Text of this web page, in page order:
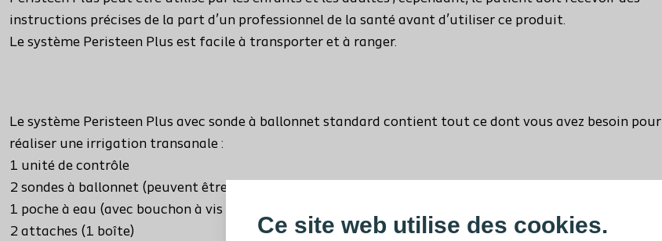
Ce site web utilise des cookies.
instructions précises de la part d’un professionnel de la santé avant d’utiliser ce produit.
Le système Peristeen Plus est facile à transporter et à ranger.
Le système Peristeen Plus avec sonde à ballonnet standard contient tout ce dont vous avez besoin pour
réaliser une irrigation transanale :
1 unité de contrôle
2 sondes à ballonnet (peuvent être fournies séparément du système)
1 poche à eau (avec bouchon à vis et indicateur de température)
2 attaches (1 boîte)